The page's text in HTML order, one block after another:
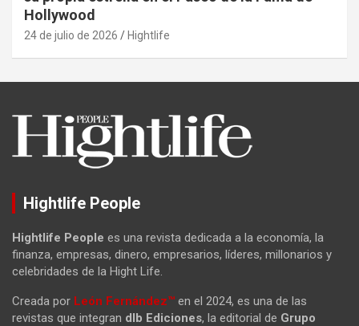
Hollywood
24 de julio de 2026 Hightlife
Hightlife People
Hightlife People es una revista dedicada a la economía, la
finanza, empresas, dinero, empresarios, líderes, millonarios y
celebridades de la Hight Life.
Creada por León Fernández™ en el 2024, es una de las
revistas que integran dlb Ediciones, la editorial de Grupo